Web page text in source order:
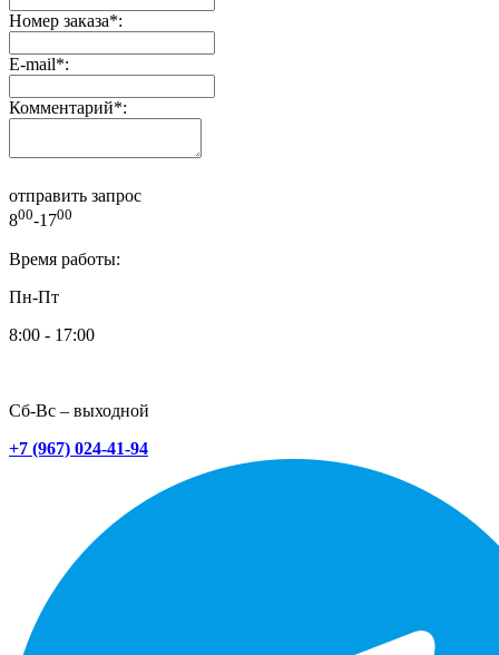
Номер заказа*:
E-mail*:
Комментарий*:
отправить запрос
800-1700
Время работы:
Пн-Пт
8:00 - 17:00
Сб-Вс – выходной
+7 (967) 024-41-94